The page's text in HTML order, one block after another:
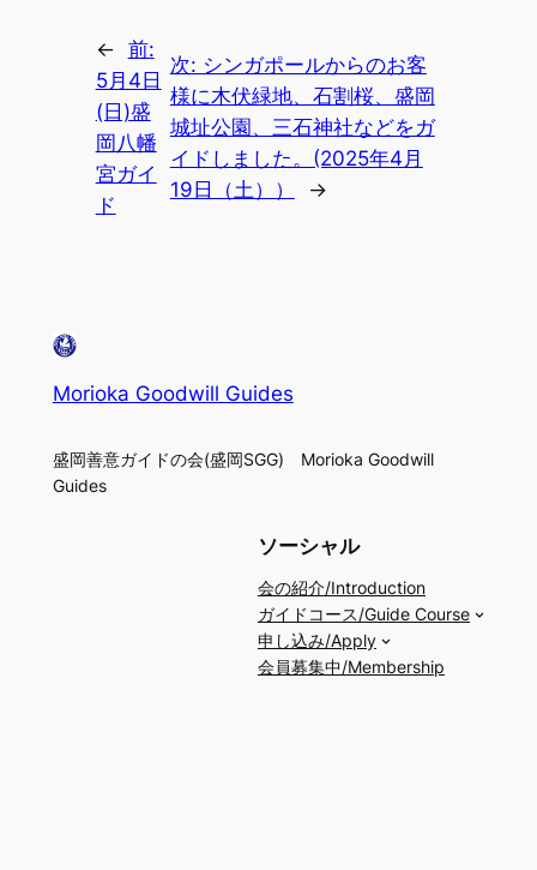
← 前:
5月4日
(日)盛
岡八幡
宮ガイ
ド
次: シンガポールからのお客
様に木伏緑地、石割桜、盛岡
城址公園、三石神社などをガ
イドしました。(2025年4月
19日（土））
→
Morioka Goodwill Guides
盛岡善意ガイドの会(盛岡SGG) Morioka Goodwill
Guides
ソーシャル
会の紹介/Introduction
ガイドコース/Guide Course
申し込み/Apply
会員募集中/Membership